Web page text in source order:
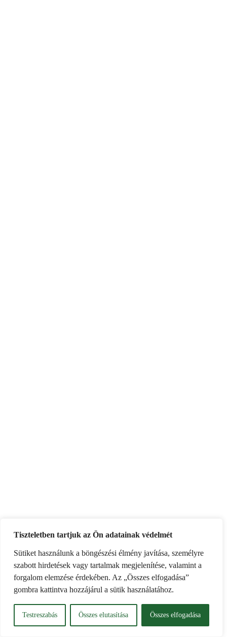
Tiszteletben tartjuk az Ön adatainak védelmét
Sütiket használunk a böngészési élmény javítása, személyre
szabott hirdetések vagy tartalmak megjelenítése, valamint a
forgalom elemzése érdekében. Az „Összes elfogadása”
gombra kattintva hozzájárul a sütik használatához.
Testreszabás Összes elutasítása Összes elfogadása